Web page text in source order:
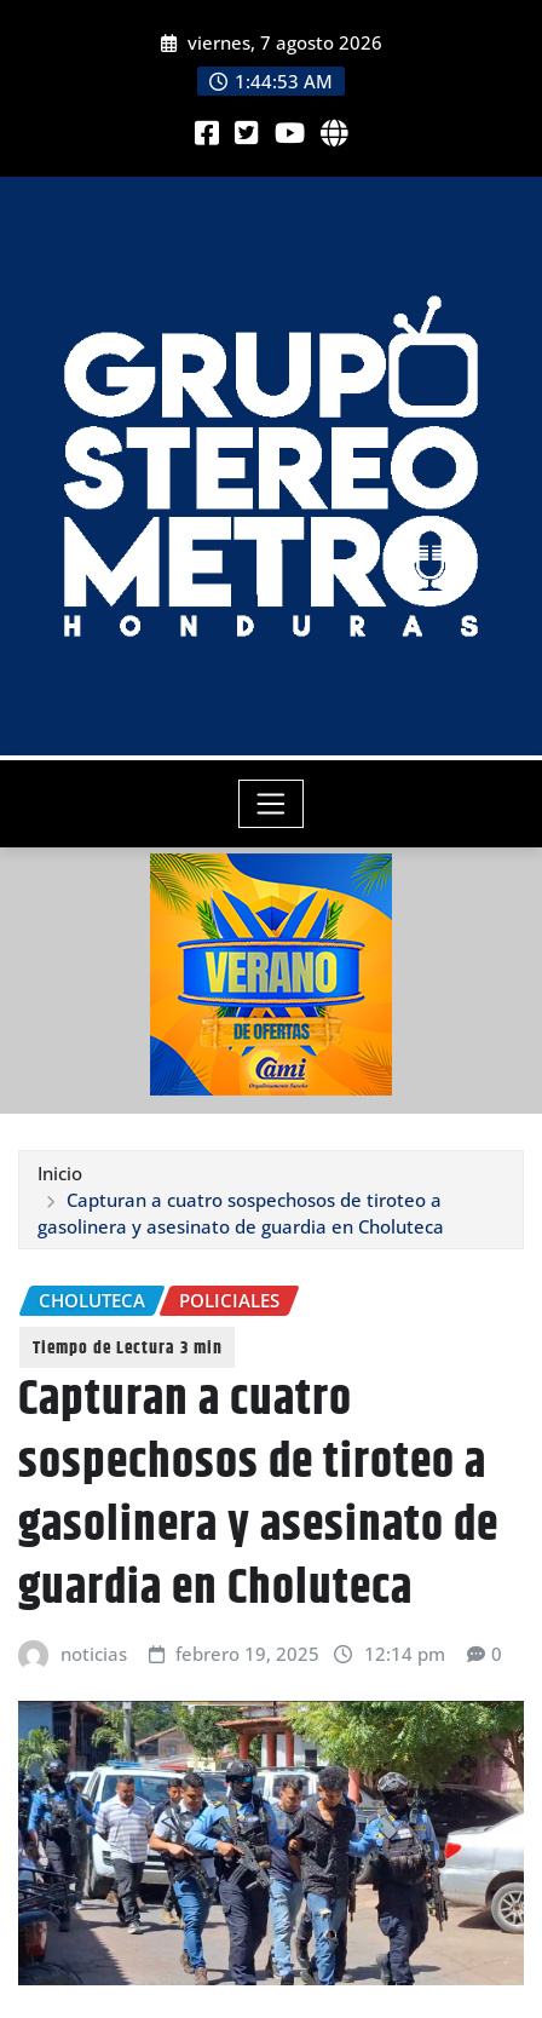
viernes, 7 agosto 2026
1:44:55 AM
Inicio
Capturan a cuatro sospechosos de tiroteo a
gasolinera y asesinato de guardia en Choluteca
CHOLUTECA POLICIALES
Capturan a cuatro
sospechosos de tiroteo a
gasolinera y asesinato de
guardia en Choluteca
noticias febrero 19, 2025 12:14 pm 0